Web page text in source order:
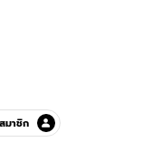
มาชิก